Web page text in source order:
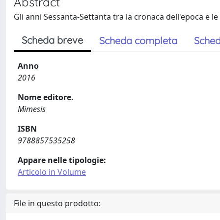
Gli anni Sessanta-Settanta tra la cronaca dell'epoca e
Scheda breve Scheda completa
Anno
2016
Nome editore.
Mimesis
ISBN
9788857535258
Appare nelle tipologie:
Articolo in Volume
File in questo prodotto: